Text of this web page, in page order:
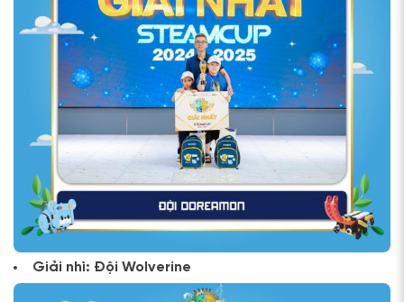
Giải nhì: Đội Wolverine